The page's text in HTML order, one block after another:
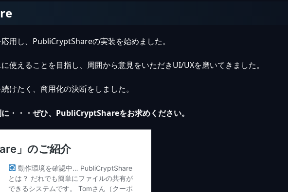
用し、PubliCryptShareの実装を始めました。
使えることを目指し、周囲から意見をいただきUI/UXを磨いてきました。
けたく、商用化の決断をしました。
・・・ぜひ、PubliCryptShareをお求めください。